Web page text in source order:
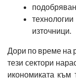
източници.
Дори по време на
тези сектори
икономиката към